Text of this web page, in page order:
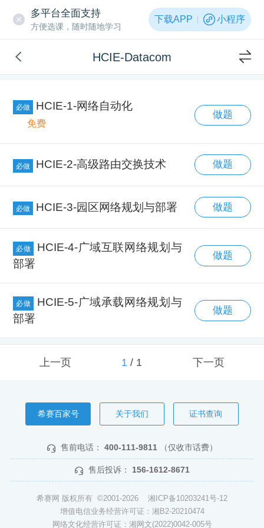
多平台全面支持
方便选课，随时随地学习
下载APP 小程序
HCIE-Datacom
必做 HCIE-1-网络自动化
免费
做题
必做 HCIE-2-高级路由交换技术 做题
必做 HCIE-3-园区网络规划与部署 做题
必做
HCIE-4-广域互联网络规划与
部署
做题
必做
HCIE-5-广域承载网络规划与
部署
做题
上一页 1/ 1 下一页
希赛百家号 关于我们 证书查询
售前电话： 400-111-9811 （仅收市话费）
售后投诉： 156-1612-8671
希赛网 版权所有 ©2001-2026 湘ICP备10203241号-12
增值电信业务经营许可证：湘B2-20210474
网络文化经营许可证：湘网文(2022)0042-005号